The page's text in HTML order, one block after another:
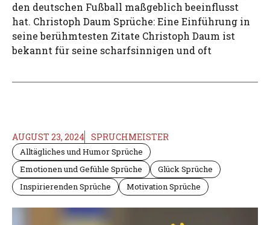
den deutschen Fußball maßgeblich beeinflusst
hat. Christoph Daum Sprüche: Eine Einführung in
seine berühmtesten Zitate Christoph Daum ist
bekannt für seine scharfsinnigen und oft
AUGUST 23, 2024 SPRUCHMEISTER
Alltägliches und Humor Sprüche
Emotionen und Gefühle Sprüche
Glück Sprüche
Inspirierenden Sprüche
Motivation Sprüche